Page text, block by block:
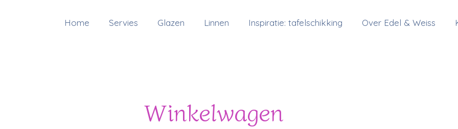
Home Servies Glazen Linnen Inspiratie: tafelschikking Over Edel & Weiss
Winkelwagen